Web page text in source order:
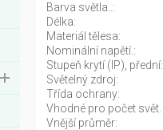
Barva světla..:
Délka:
Materiál tělesa:
Nominální napětí.:
Stupeň krytí (IP), přední:
Světelný zdroj:
Třída ochrany:
Vhodné pro počet
Vnější průměr: